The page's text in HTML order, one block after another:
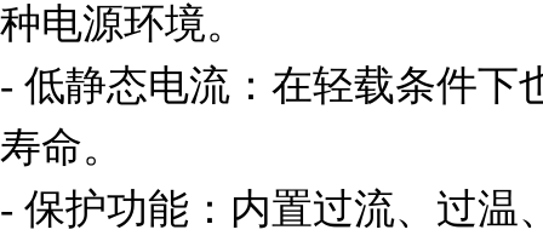
种电源环境。
- 低静态电流：在轻载条件下
寿命。
- 保护功能：内置过流、过温